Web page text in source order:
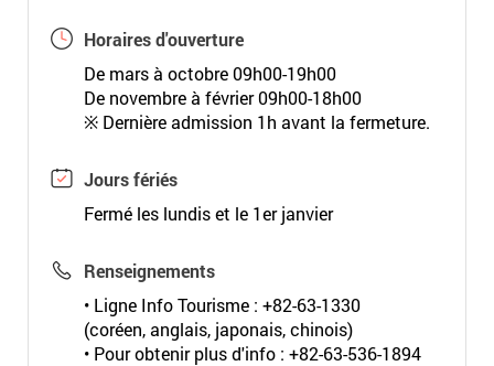
Horaires d'ouverture
De mars à octobre 09h00-19h00
De novembre à février 09h00-18h00
※ Dernière admission 1h avant la fermeture.
Jours fériés
Fermé les lundis et le 1er janvier
Renseignements
• Ligne Info Tourisme : +82-63-1330
(coréen, anglais, japonais, chinois)
• Pour obtenir plus d'info : +82-63-536-1894